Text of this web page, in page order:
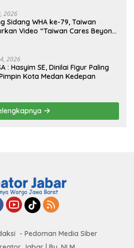
Perkuat Pengawasan Program
2026
Sidang WHA ke-79, Taiwan
Video “Taiwan Cares Beyond
2026
: Hasyim SE, Dinilai Figur Paling
Kota Medan Kedepan
Pedoman Media Siber